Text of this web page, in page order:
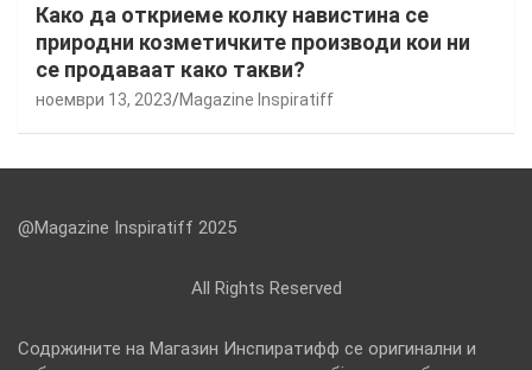
Како да откриеме колку навистина се
природни козметичките производи кои ни
се продаваат како такви?
ноември 13, 2023 Magazine Inspiratiff
@Magazine Inspiratiff 2025
All Rights Reserved
Содржините на Магазин Инспиратифф се оригинални и